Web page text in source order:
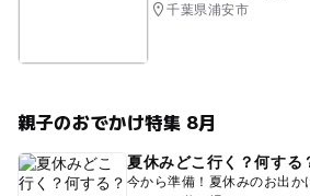
千葉県浦安市
親子のおでかけ特集 8月
夏休みどこ行く？何する
今から準備！夏休みのお出か